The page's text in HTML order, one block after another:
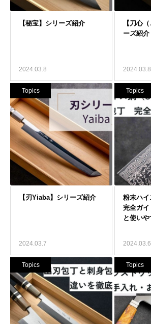
2024.03.8 2024.03.8
Topics
2024.03.7
Topics
2024.03.6
Topics Topics